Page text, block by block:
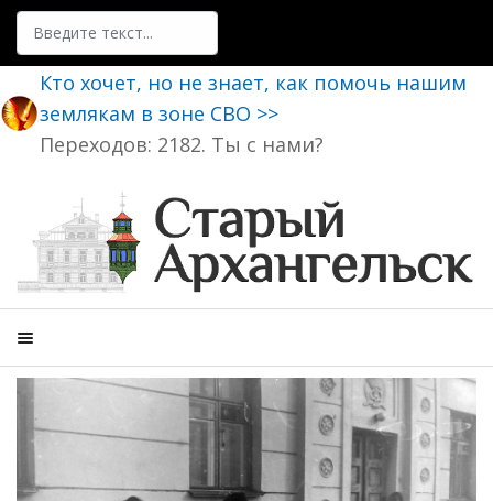
Поиск
Кто хочет, но не знает, как помочь нашим
землякам в зоне СВО >>
Переходов: 2182. Ты с нами?